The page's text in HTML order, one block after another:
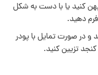
کنید یا با دست به شکل
دهید.
و در صورت تمایل با پودر
تزیین کنید.